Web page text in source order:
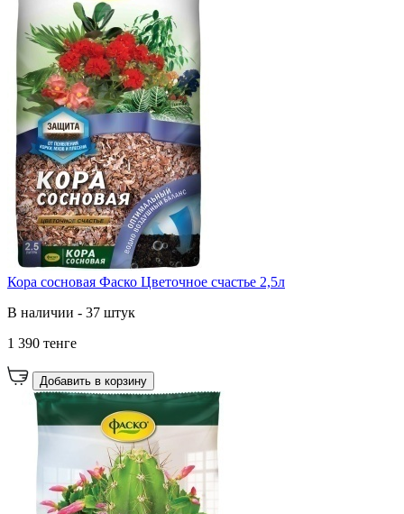
Кора сосновая Фаско Цветочное счастье 2,5л
В наличии - 37 штук
1 390 тенге
Добавить в корзину